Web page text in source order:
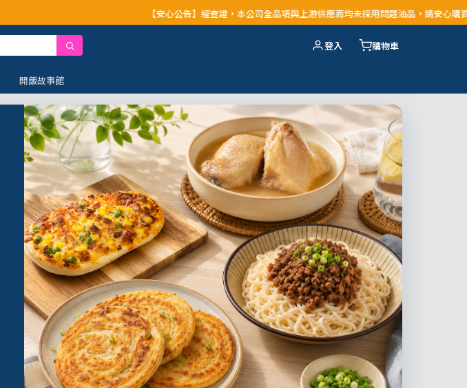
【安心公告】經查證，本公司全品項與上游供應商均未採用問題油品，請安心購買食用
登入 購物車
開飯故事館